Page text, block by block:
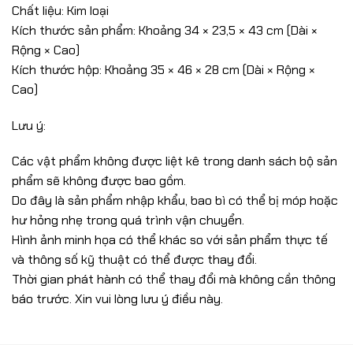
Chất liệu: Kim loại
Kích thước sản phẩm: Khoảng 34 × 23,5 × 43 cm (Dài ×
Rộng × Cao)
Kích thước hộp: Khoảng 35 × 46 × 28 cm (Dài × Rộng ×
Cao)
Lưu ý:
Các vật phẩm không được liệt kê trong danh sách bộ sản
phẩm sẽ không được bao gồm.
Do đây là sản phẩm nhập khẩu, bao bì có thể bị móp hoặc
hư hỏng nhẹ trong quá trình vận chuyển.
Hình ảnh minh họa có thể khác so với sản phẩm thực tế
và thông số kỹ thuật có thể được thay đổi.
Thời gian phát hành có thể thay đổi mà không cần thông
báo trước. Xin vui lòng lưu ý điều này.